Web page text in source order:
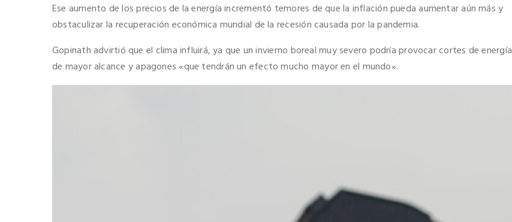
Ese aumento de los precios de la energía incrementó temores de que la inflación pueda aumentar aún más y
obstaculizar la recuperación económica mundial de la recesión causada por la pandemia.
Gopinath advirtió que el clima influirá, ya que un invierno boreal muy severo podría provocar cortes de energía
de mayor alcance y apagones«que tendrán un efecto mucho mayor en el mundo».